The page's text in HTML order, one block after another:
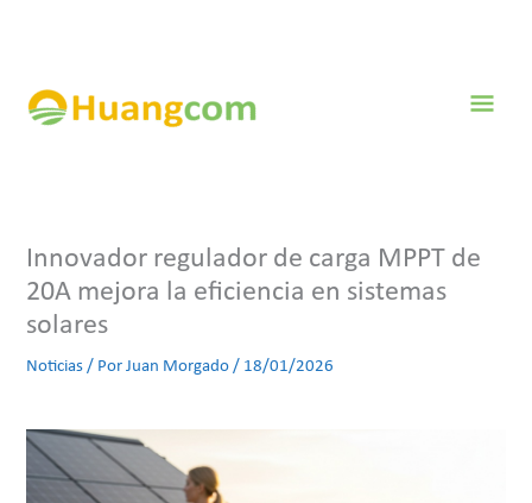
Innovador regulador de carga MPPT de
20A mejora la eficiencia en sistemas
solares
Noticias / PorJuan Morgado/ 18/01/2026